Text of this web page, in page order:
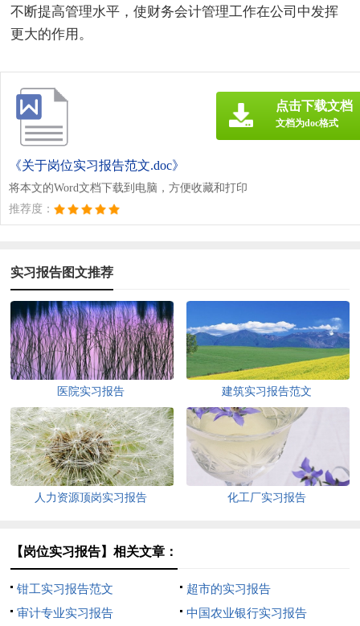
不断提高管理水平，使财务会计管理工作在公司中发挥
更大的作用。
《关于岗位实习报告范文.doc》
将本文的Word文档下载到电脑，方便收藏和打印
推荐度：
点击下载文档
文档为doc格式
实习报告图文推荐
医院实习报告 建筑实习报告范文
人力资源顶岗实习报告 化工厂实习报告
【岗位实习报告】相关文章：
钳工实习报告范文
超市的实习报告
审计专业实习报告
中国农业银行实习报告